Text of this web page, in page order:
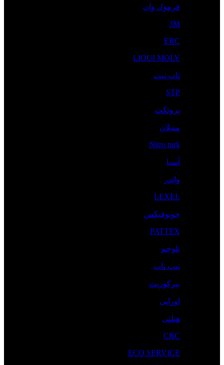
فرمول وان
3M
ERC
LIQUI MOLY
تاپ تیپ
STP
پروتکت
متیلان
Nitro turk
آسیا
واندر
LEXEL
جوبوفیکس
PATTEX
بلوچم
تیپ تاپ
بیرکوزیت
اوراپی
هیلتی
CRC
ECO SERVICE